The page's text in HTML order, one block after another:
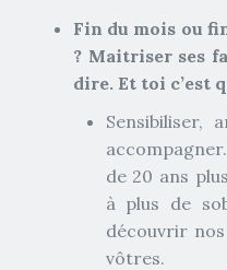
Fin du mois ou
? Maitriser ses
dire. Et toi c’est
Sensibiliser,
de 20 ans
à plus de
découvrir
vôtres.